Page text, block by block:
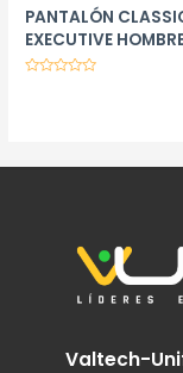
PANTALÓN
EXECUTIVE
Valtech-